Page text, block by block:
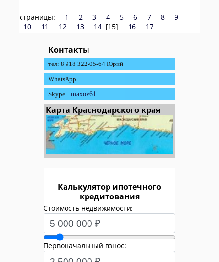
страницы: 1 2 3 4 5 6 7 8
9
10
11 12 13 14 [15] 16 17
Контакты
тел: 8 918 322-05-64 Юрий
WhatsApp
Skype: maxov61_
Карта Краснодарского края
Калькулятор ипотечного
кредитования
Стоимость недвижимости:
Первоначальный взнос: